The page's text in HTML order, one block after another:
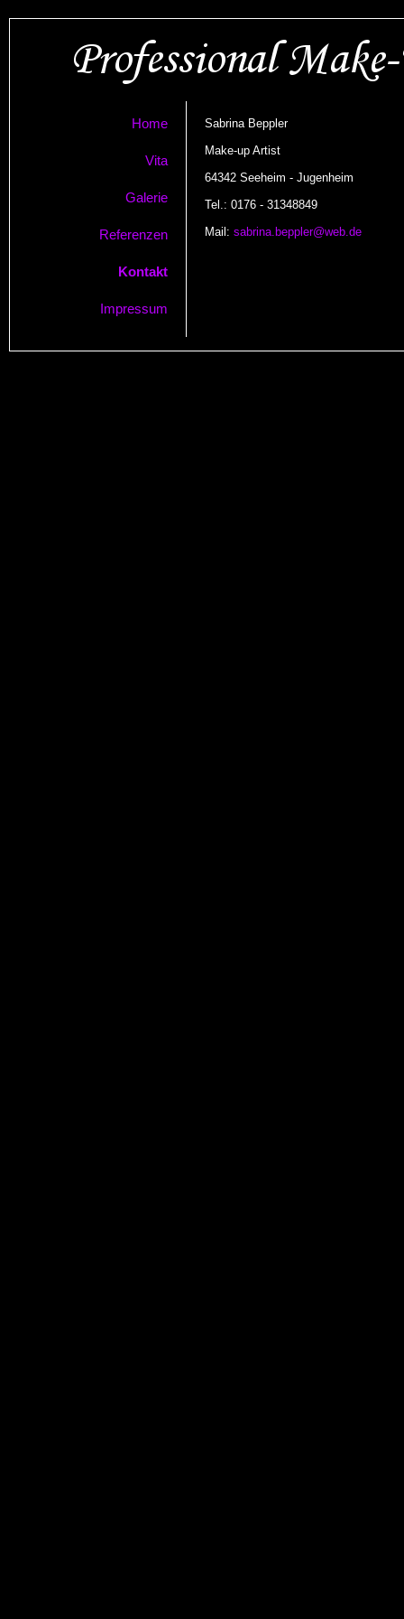
Home
Vita
Galerie
Referenzen
Kontakt
Impressum
Sabrina Beppler
Make-up Artist
64342 Seeheim - Jugenheim
Tel.: 0176 - 31348849
Mail: sabrina.beppler@web.de